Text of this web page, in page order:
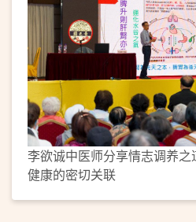
李欲诚中医师分享情志调养
健康的密切关联